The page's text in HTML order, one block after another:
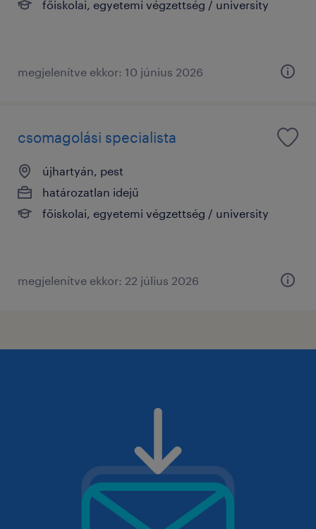
főiskolai, egyetemi végzettség / university
megjelenítve ekkor: 10 június 2026
csomagolási specialista
újhartyán, pest
határozatlan idejű
főiskolai, egyetemi végzettség / university
megjelenítve ekkor: 22 július 2026